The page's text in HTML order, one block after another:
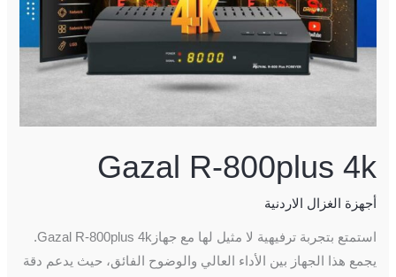
Gazal R-800plus 4k
أجهزة الغزال الاردنية
استمتع بتجربة ترفيهية لا مثيل لها مع جهازGazal R-800plus 4k.
يجمع هذا الجهاز بين الأداء العالي والوضوح الفائق، حيث يدعم دقة